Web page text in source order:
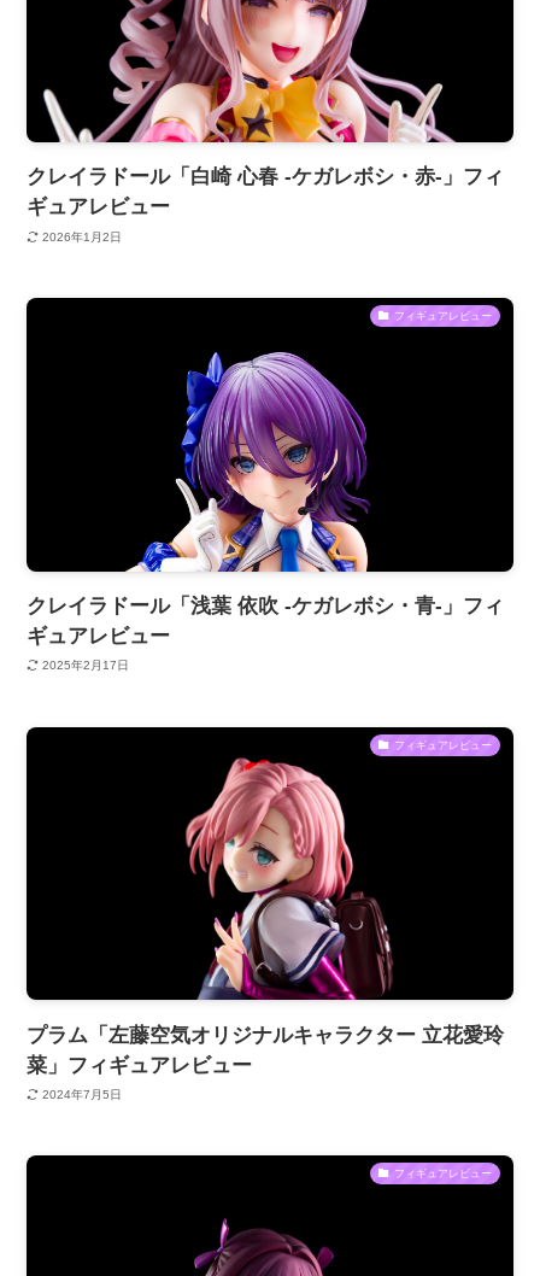
クレイラドール「白崎 心春 -ケガレボシ・赤-」フィ
ギュアレビュー
2026年1月2日
フィギュアレビュー
クレイラドール「浅葉 依吹 -ケガレボシ・青-」フィ
ギュアレビュー
2025年2月17日
フィギュアレビュー
プラム「左藤空気オリジナルキャラクター 立花愛玲
菜」フィギュアレビュー
2024年7月5日
フィギュアレビュー